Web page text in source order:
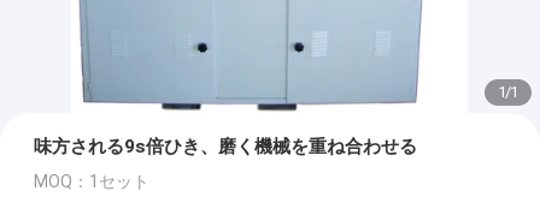
1/1
味方される9s倍ひき、磨く機械を重ね合わせる
MOQ：1セット